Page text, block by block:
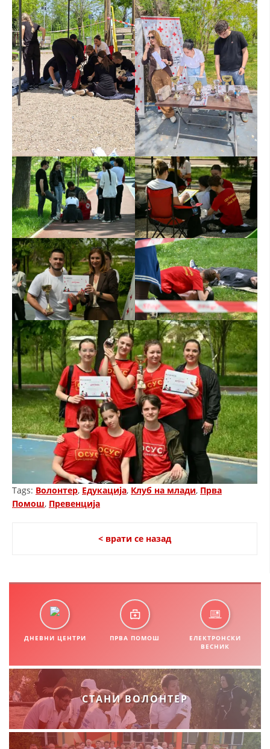
Tags: Волонтер, Едукација, Клуб на млади, Прва
Помош, Превенција
< врати се назад
ДНЕВНИ ЦЕНТРИ ПРВА ПОМОШ
ЕЛЕКТРОНСКИ
ВЕСНИК
СТАНИ ВОЛОНТЕР